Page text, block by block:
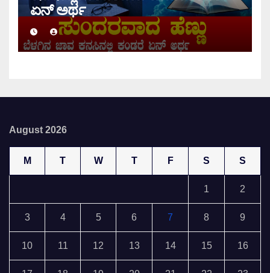
ಏನ್ ಅರ್ಥ
August 2026
M T W T F S S
1 2
3 4 5 6 7 8 9
10 11 12 13 14 15 16